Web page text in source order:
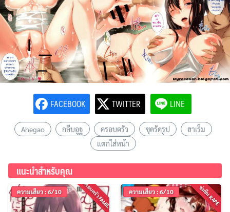
ค้นหา
สำหรับ:
FACEBOOK TWITTER LINE
Ahegao กลีบอูฐ ครอบครัว ชุดรัดรูป
ฮาเร็ม
แตกใส่หน้า
แนะนำสำหรับคุณ
ครอบครัว FAMILY
ความเสียว : 6/10 ข่มขืน RAPE
ความเสียว : 6/10